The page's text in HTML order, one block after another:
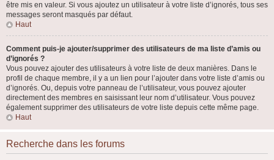
être mis en valeur. Si vous ajoutez un utilisateur à votre liste d’ignorés, tous ses
messages seront masqués par défaut.
Haut
Comment puis-je ajouter/supprimer des utilisateurs de ma liste d’amis ou
d’ignorés ?
Vous pouvez ajouter des utilisateurs à votre liste de deux manières. Dans le
profil de chaque membre, il y a un lien pour l’ajouter dans votre liste d’amis ou
d’ignorés. Ou, depuis votre panneau de l’utilisateur, vous pouvez ajouter
directement des membres en saisissant leur nom d’utilisateur. Vous pouvez
également supprimer des utilisateurs de votre liste depuis cette même page.
Haut
Recherche dans les forums